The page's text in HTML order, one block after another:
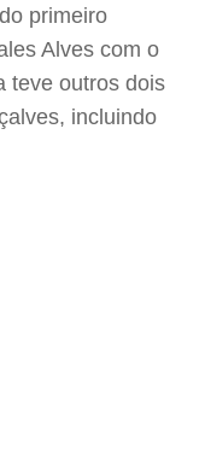
primeiro
Alves com o
teve outros dois
incluindo